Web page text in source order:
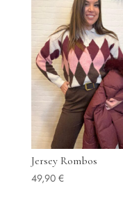
Jersey Rombos
49,90 €